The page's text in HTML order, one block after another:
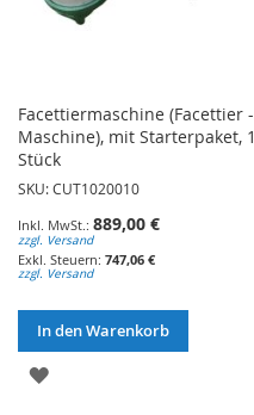
Facettiermaschine (Facettier -
Maschine), mit Starterpaket, 1
Stück
SKU: CUT1020010
889,00 €
zzgl. Versand
747,06 €
zzgl. Versand
In den Warenkorb
ZUR